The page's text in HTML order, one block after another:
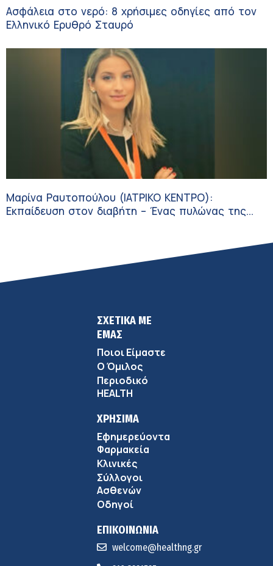
Ασφάλεια στο νερό: 8 χρήσιμες οδηγίες από τον
Ελληνικό Ερυθρό Σταυρό
Μαρίνα Ραυτοπούλου (ΙΑΤΡΙΚΟ ΚΕΝΤΡΟ):
Εκπαίδευση στον διαβήτη – Ένας πυλώνας της
ΣΧΕΤΙΚΑ ΜΕ
ΕΜΑΣ
Ποιοι Είμαστε
Ο Όμιλος
Περιοδικό
HEALTH
ΧΡΗΣΙΜΑ
Εφημερεύοντα
Φαρμακεία
Κλινικές
Σύλλογοι
Ασθενών
Οδηγοί
ΕΠΙΚΟΙΝΩΝΙΑ
welcome@healthng.gr